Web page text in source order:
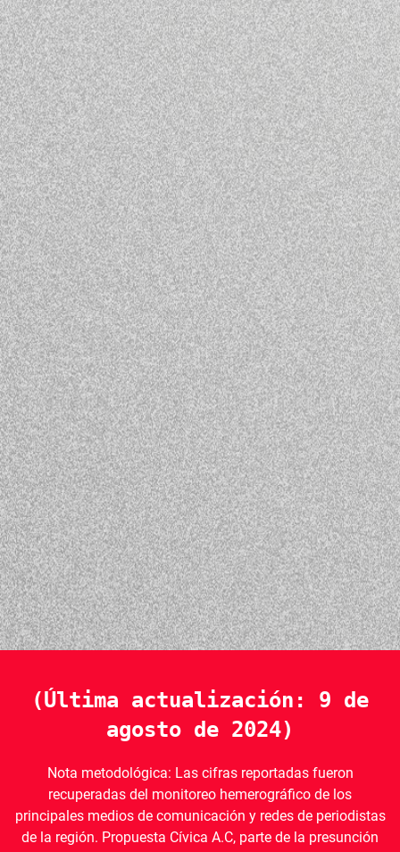
(Última actualización: 9 de
agosto de 2024)
Nota metodológica: Las cifras reportadas fueron
recuperadas del monitoreo hemerográfico de los
principales medios de comunicación y redes de periodistas
de la región. Propuesta Cívica A.C, parte de la presunción